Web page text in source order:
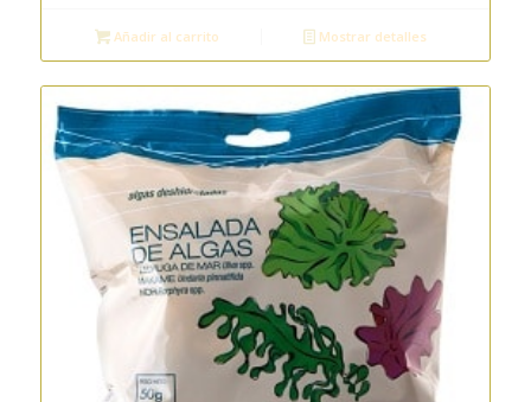
Añadir al carrito Mostrar detalles